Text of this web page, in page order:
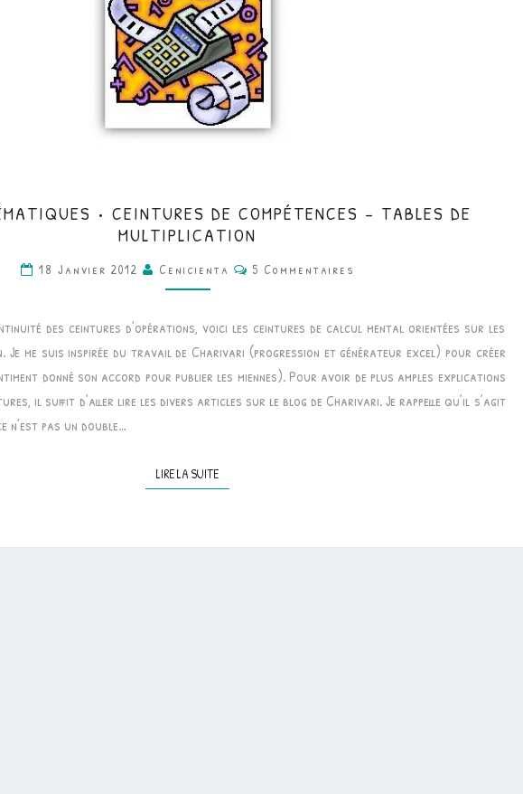
•
•
DE
COMPÉTENCES
–
MULTIPLICATION
• CEINTURES DE COMPÉTENCES – TABLES DE
MULTIPLICATION
18 Janvier 2012 Cenicienta Commentaires
5 Commentaires
des ceintures d’opérations, voici les ceintures de calcul mental orientées sur les
Je me suis inspirée du travail de Charivari (progression et générateur excel) pour créer
donné son accord pour publier les miennes). Pour avoir de plus amples explications
il suffit d’aller lire les divers articles sur le blog de Charivari. Je rappelle qu’il s’agit
n’est pas un double…
LIRE LA SUITELIRE LA SUITE